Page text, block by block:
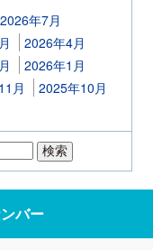
2026年7月
2026年4月
2026年1月
月
2025年10月
バー